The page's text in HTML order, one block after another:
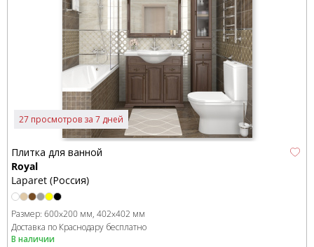
27 просмотров за 7 дней
Плитка для ванной
Royal
Laparet (Россия)
Размер: 600x200 мм 402x402 мм
Доставка по Краснодару бесплатно
В наличии